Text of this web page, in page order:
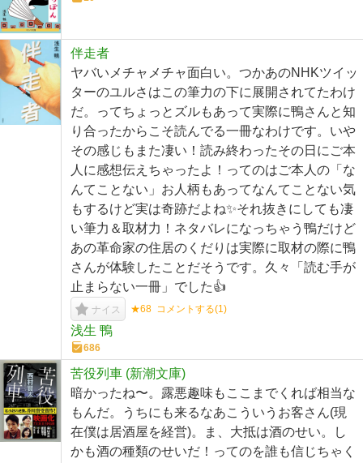
伴走者
ヤバいメチャメチャ面白い。つかあのNHKツイッ
ターのユルさはこの筆力の下に展開されてたわけ
だ。ってちょっとズルもあって実際に鴨さんと知
り合ったからこそ読んでる一冊なわけです。いや
その感じもまた凄い！読み終わったその日にご本
人に感想伝えちゃったよ！ってのはご本人の「な
んてことない」お人柄もあってなんてことない気
もするけど実は奇跡だよね✨それ抜きにしても凄
い筆力＆取材力！ネタバレになっちゃう鴨だけど
あの革命家の住居のくだりは実際に取材の際に鴨
さんが体験したことだそうです。久々「読む手が
止まらない一冊」でした👍
ナイス ★68 コメントする(1)
浅生 鴨
686
苦役列車 (新潮文庫)
暗かったね〜。露悪趣味もここまでくれば相当な
もんだ。うちにも来るなあこういうお客さん(現
在僕は居酒屋を経営)。ま、大抵は酒のせい。し
かも酒の種類のせいだ！ってのを誰も信じちゃく